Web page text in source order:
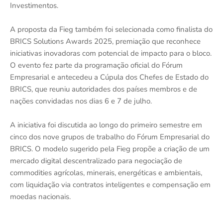
Investimentos.
A proposta da Fieg também foi selecionada como finalista do
BRICS Solutions Awards 2025, premiação que reconhece
iniciativas inovadoras com potencial de impacto para o bloco.
O evento fez parte da programação oficial do Fórum
Empresarial e antecedeu a Cúpula dos Chefes de Estado do
BRICS, que reuniu autoridades dos países membros e de
nações convidadas nos dias 6 e 7 de julho.
A iniciativa foi discutida ao longo do primeiro semestre em
cinco dos nove grupos de trabalho do Fórum Empresarial do
BRICS. O modelo sugerido pela Fieg propõe a criação de um
mercado digital descentralizado para negociação de
commodities agrícolas, minerais, energéticas e ambientais,
com liquidação via contratos inteligentes e compensação em
moedas nacionais.